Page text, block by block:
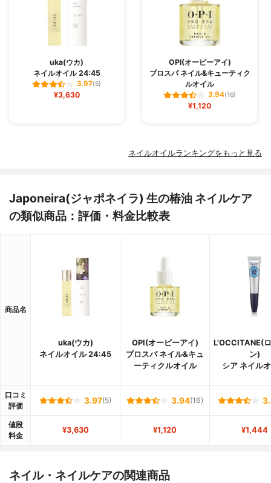
uka(ウカ)
ネイルオイル 24:45
3.97(5)
¥3,630
OPI(オーピーアイ)
プロスパ ネイル&キューティク
ルオイル
3.94(16)
¥1,120
ネイルオイルランキングをもっと見る
Japoneira(ジャポネイラ) 生の椿油 ネイルケア
の類似商品：評価・料金比較表
商品名
uka(ウカ)
ネイルオイル 24:45
OPI(オーピーアイ)
プロスパ ネイル&キュ
ーティクルオイル
L’OCCITANE(
ン)
シア ネイル
口コミ
評価
3.97(5) 3.94(16)
値段
料金
¥3,630 ¥1,120 ¥1,444
ネイル・ネイルケアの関連商品